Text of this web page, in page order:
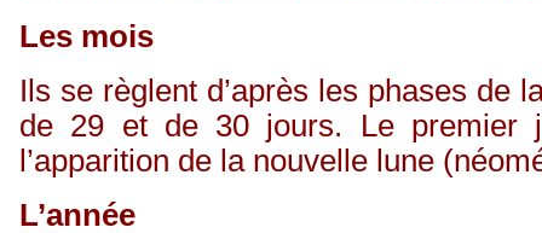
Les mois
Ils se règlent d’après les phases de
de 29 et de 30 jours. Le premier
l’apparition de la nouvelle lune
L’année